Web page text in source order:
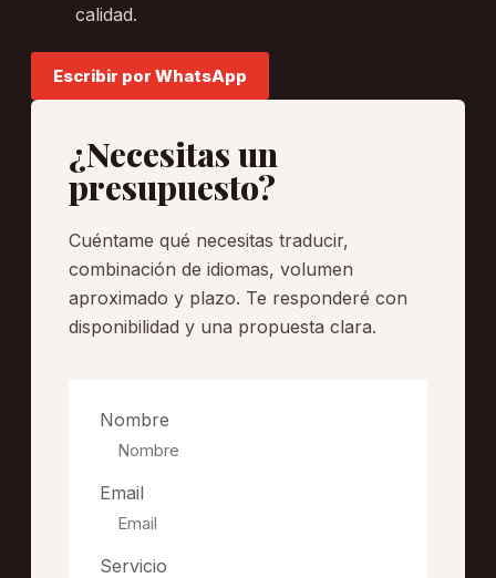
calidad.
Escribir por WhatsApp
¿Necesitas un
presupuesto?
Cuéntame qué necesitas traducir,
combinación de idiomas, volumen
aproximado y plazo. Te responderé con
disponibilidad y una propuesta clara.
Nombre
Email
Servicio